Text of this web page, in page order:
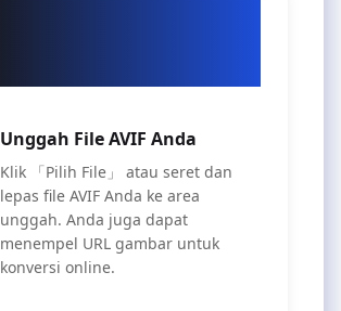
Unggah File AVIF Anda
Klik 「Pilih File」 atau seret dan
lepas file AVIF Anda ke area
unggah. Anda juga dapat
menempel URL gambar untuk
konversi online.